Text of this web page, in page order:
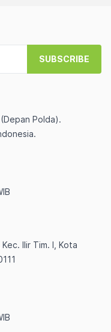
SUBSCRIBE
Polda).
Ilir Tim. I, Kota